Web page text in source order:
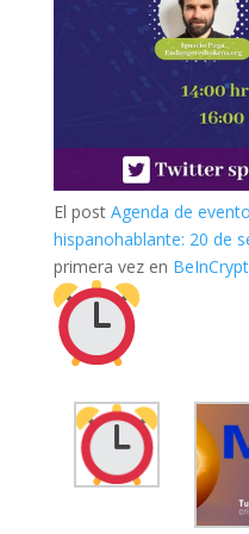
El post Agenda de
hispanohablante: 20 de
primera vez en